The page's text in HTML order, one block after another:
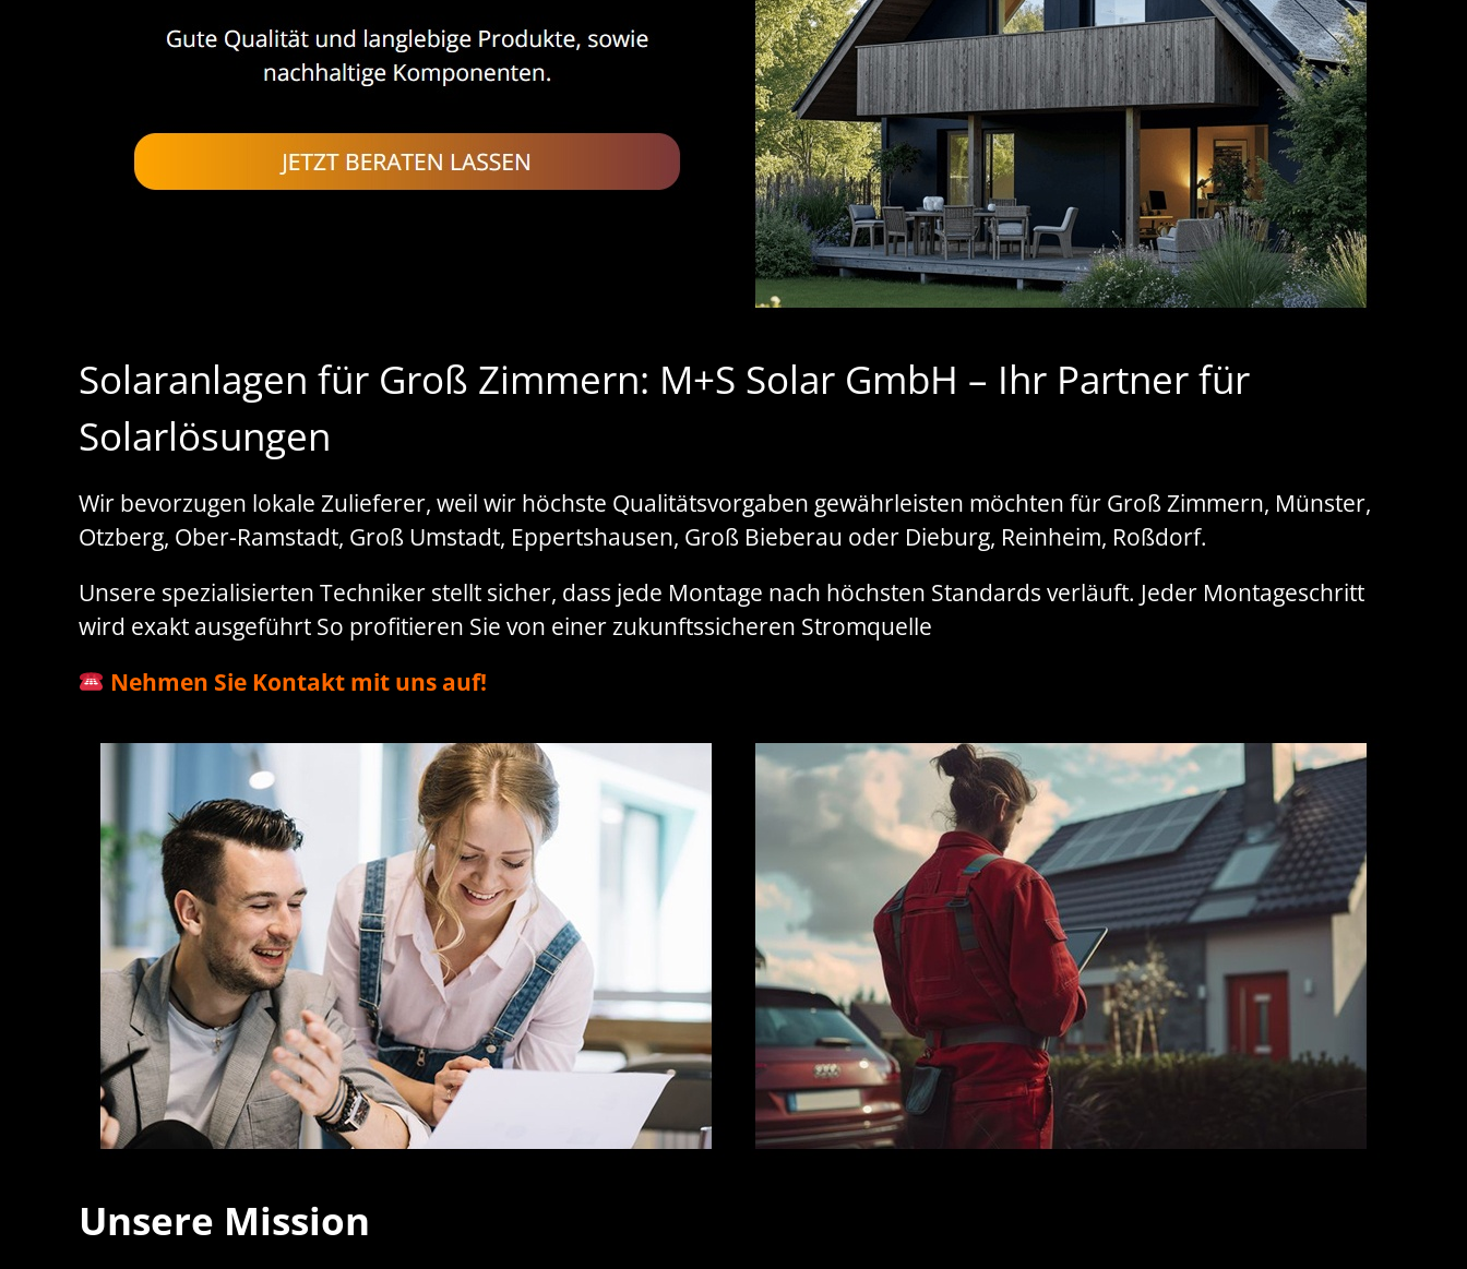
Solaranlagen für Groß Zimmern: M+S Solar GmbH – Ihr Partner für
Solarlösungen
Wir bevorzugen lokale Zulieferer, weil wir höchste Qualitätsvorgaben gewährleisten möchten für Groß Zimmern, Münster,
Otzberg, Ober-Ramstadt, Groß Umstadt, Eppertshausen, Groß Bieberau oder Dieburg, Reinheim, Roßdorf.
Unsere spezialisierten Techniker stellt sicher, dass jede Montage nach höchsten Standards verläuft. Jeder Montageschritt
wird exakt ausgeführt So profitieren Sie von einer zukunftssicheren Stromquelle
Nehmen Sie Kontakt mit uns auf!
Unsere Mission